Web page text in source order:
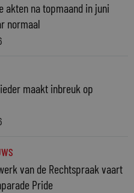
akten na topmaand in juni
normaal
maakt inbreuk op
van de Rechtspraak vaart
Pride